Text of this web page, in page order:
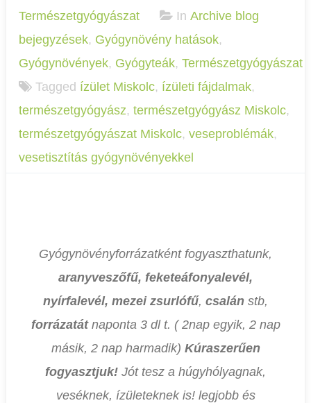
Természetgyógyászat
In Archive blog
bejegyzések, Gyógynövény hatások,
Gyógynövények, Gyógyteák, Természetgyógyászat
Tagged ízület Miskolc, ízületi fájdalmak,
természetgyógyász, természetgyógyász Miskolc,
természetgyógyászat Miskolc, veseproblémák,
vesetisztítás gyógynövényekkel
Gyógynövényforrázatként fogyaszthatunk,
aranyveszőfű, feketeáfonyalevél,
nyírfalevél, mezei zsurlófű, csalán stb,
forrázatátnaponta 3 dl t. ( 2nap egyik, 2 nap
másik, 2 nap harmadik) Kúraszerűen
fogyasztjuk! Jót tesz a húgyhólyagnak,
veséknek, ízületeknek is! legjobb és